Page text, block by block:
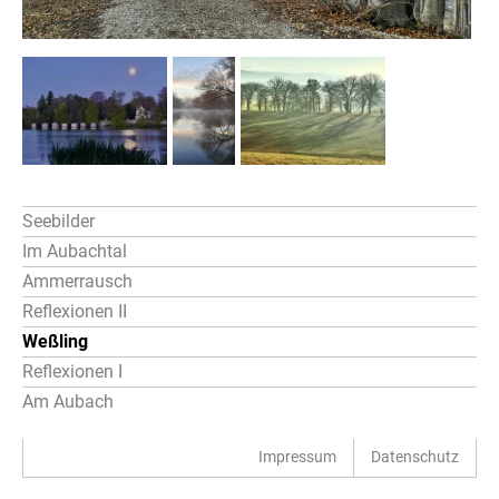
Seebilder
Im Aubachtal
Ammerrausch
Reflexionen II
Weßling
Reflexionen I
Am Aubach
Impressum Datenschutz